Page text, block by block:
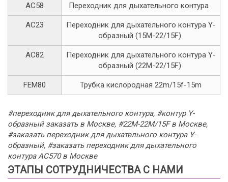
AC58 Переходник для дыхательного контура
AC23
Переходник для дыхательного контура Y-
образный (15M-22/15F)
AC82
Переходник для дыхательного контура Y-
образный (22M-22/15F)
FEM80 Трубка кислородная 22m/15f-15m
#переходник для дыхательного контура, #контур Y-
образный заказать в Москве, #22M-22M/15F в Москве,
#заказать переходник для дыхательного контура Y-
образный, #заказать переходник для дыхательного
контура AC570 в Москве
ЭТАПЫ СОТРУДНИЧЕСТВА С НАМИ